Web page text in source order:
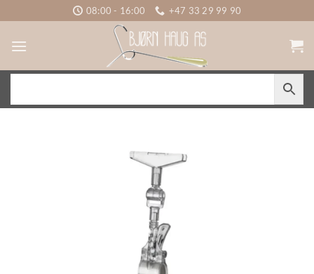
to
content
08:00 - 16:00 +47 33 29 99 90